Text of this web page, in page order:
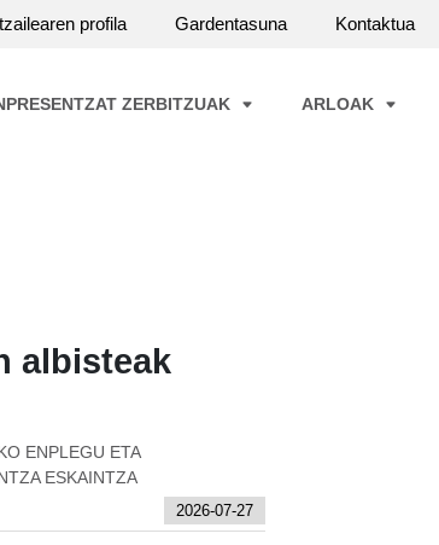
profila Gardentasuna Kontaktua
ZERBITZUAK ARLOAK
albisteak
ENPLEGU ETA
ESKAINTZA
2026-07-27